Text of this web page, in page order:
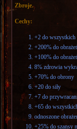
Zbroje.
Cechy:
+2 do wszystkich
+200% do
+100% do
8% zdrowia
+70% do obrony
+20 do siły
+7 do
+65 do
odnoszone
+25% do szansy